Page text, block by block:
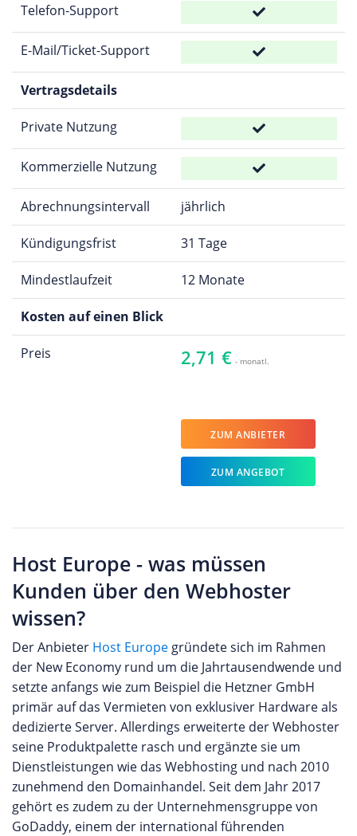
Telefon-Support
E-Mail/Ticket-Support
Vertragsdetails
Private Nutzung
Kommerzielle Nutzung
Abrechnungsintervall jährlich
Kündigungsfrist 31 Tage
Mindestlaufzeit 12 Monate
Kosten auf einen Blick
Preis 2,71 € - monatl.
ZUM ANBIETER
ZUM ANGEBOT
Host Europe - was müssen
Kunden über den Webhoster
wissen?
Der Anbieter Host Europe gründete sich im Rahmen
der New Economy rund um die Jahrtausendwende und
setzte anfangs wie zum Beispiel die Hetzner GmbH
primär auf das Vermieten von exklusiver Hardware als
dedizierte Server. Allerdings erweiterte der Webhoster
seine Produktpalette rasch und ergänzte sie um
Dienstleistungen wie das Webhosting und nach 2010
zunehmend den Domainhandel. Seit dem Jahr 2017
gehört es zudem zu der Unternehmensgruppe von
GoDaddy, einem der international führenden